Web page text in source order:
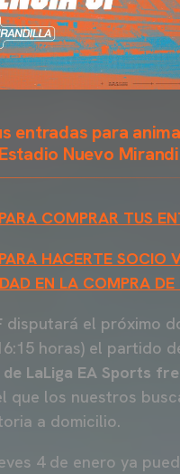
entradas para
Nuevo
COMPRAR TUS
HACERTE SOCIO
EN LA COMPRA
disputará el próximo
horas) el partido
LaLiga EA Sports
que los nuestros
a domicilio.
4 de enero ya